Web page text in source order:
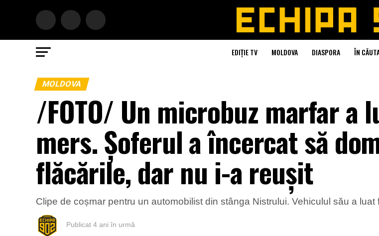
EDIȚIE TV MOLDOVA DIASPORA ÎN
MOLDOVA
/FOTO/ Un microbuz marfar a
mers. Șoferul a încercat să
flăcările, dar nu i-a reușit
Clipe de coșmar pentru un automobilist din stânga Nistrului. Vehiculul său a
Publicat 4 ani în urmă